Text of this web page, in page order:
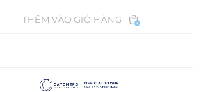
THÊM VÀO GIỎ HÀNG